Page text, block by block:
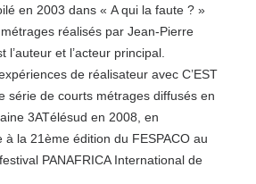
en 2003 dans « A qui la faute ? »
réalisés par Jean-Pierre
l’auteur et l’acteur principal.
de réalisateur avec C’EST
série de courts métrages diffusés en
3ATélésud en 2008, en
à la 21ème édition du FESPACO au
PANAFRICA International de